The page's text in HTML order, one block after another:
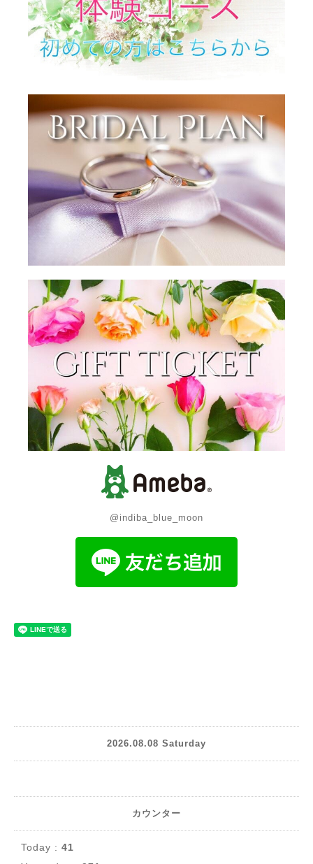
@indiba_blue_moon
2026.08.08 Saturday
カウンター
Today : 41